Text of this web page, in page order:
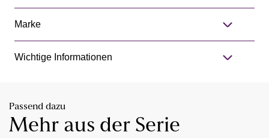
Marke
Wichtige Informationen
Passend dazu
Mehr aus der Serie